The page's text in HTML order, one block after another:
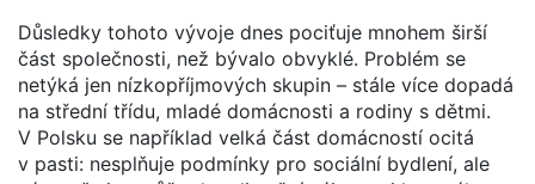
Důsledky tohoto vývoje dnes pociťuje mnohem širší
část společnosti, než bývalo obvyklé. Problém se
netýká jen nízkopříjmových skupin – stále více dopadá
na střední třídu, mladé domácnosti a rodiny s dětmi.
V Polsku se například velká část domácností ocitá
v pasti: nesplňuje podmínky pro sociální bydlení, ale